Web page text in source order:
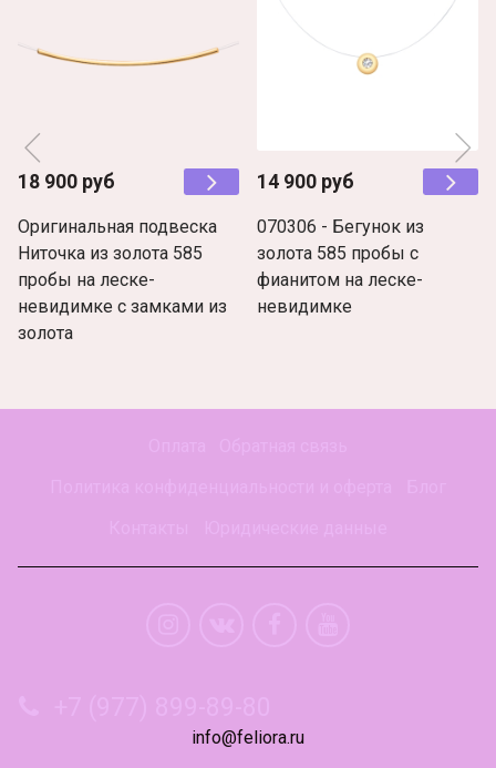
18 900 руб
Оригинальная подвеска
Ниточка из золота 585
пробы на леске-
невидимке с замками из
золота
14 900 руб
070306 - Бегунок из
золота 585 пробы с
фианитом на леске-
невидимке
info@feliora.ru